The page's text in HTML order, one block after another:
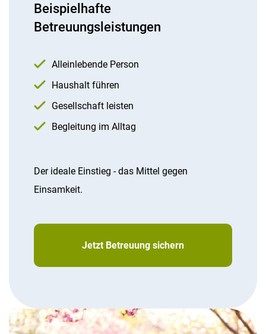
Beispielhafte
Betreuungsleistungen
Alleinlebende Person
Haushalt führen
Gesellschaft leisten
Begleitung im Alltag
Der ideale Einstieg - das Mittel gegen
Einsamkeit.
Jetzt Betreuung sichern